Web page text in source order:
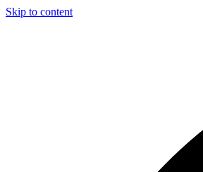
Skip to content